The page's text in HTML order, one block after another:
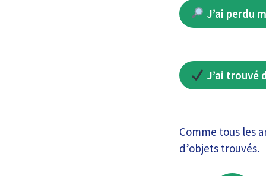
J’ai perdu
J’ai trouvé
Comme tous les
d’objets trouvés.